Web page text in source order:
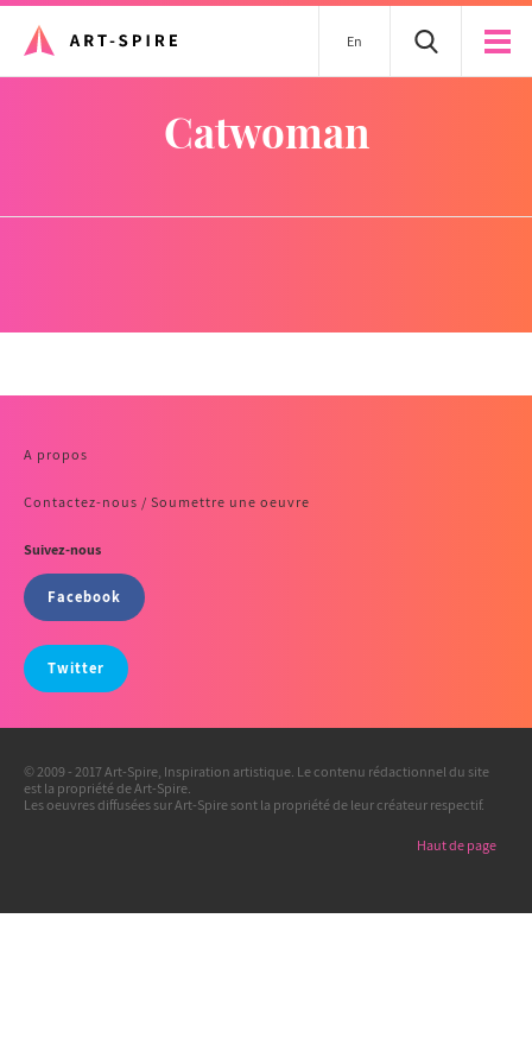
En
catwoman
A propos
Contactez-nous / Soumettre une oeuvre
Suivez-nous
Facebook
Twitter
© 2009 - 2017 Art-Spire, Inspiration artistique. Le contenu rédactionnel du site
est la propriété de Art-Spire.
Les oeuvres diffusées sur Art-Spire sont la propriété de leur créateur respectif.
Haut de page